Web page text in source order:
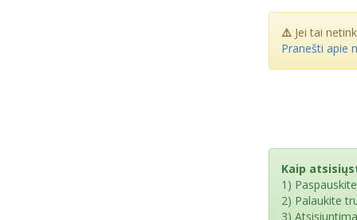
⚠️ Jei tai
Pranešti apie
Kaip
1)
2) Palaukite
3)